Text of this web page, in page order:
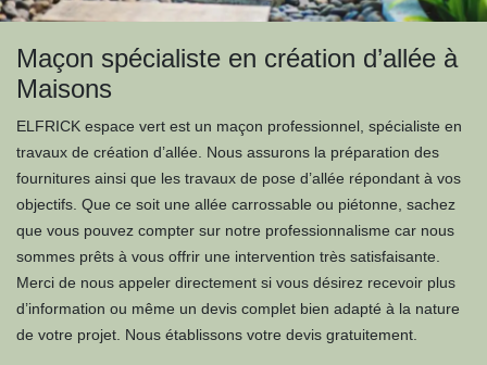
Maçon spécialiste en création d’allée à
Maisons
ELFRICK espace vert est un maçon professionnel, spécialiste en
travaux de création d’allée. Nous assurons la préparation des
fournitures ainsi que les travaux de pose d’allée répondant à vos
objectifs. Que ce soit une allée carrossable ou piétonne, sachez
que vous pouvez compter sur notre professionnalisme car nous
sommes prêts à vous offrir une intervention très satisfaisante.
Merci de nous appeler directement si vous désirez recevoir plus
d’information ou même un devis complet bien adapté à la nature
de votre projet. Nous établissons votre devis gratuitement.